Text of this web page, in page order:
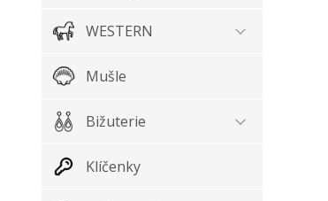
WESTERN
Mušle
Bižuterie
Klíčenky